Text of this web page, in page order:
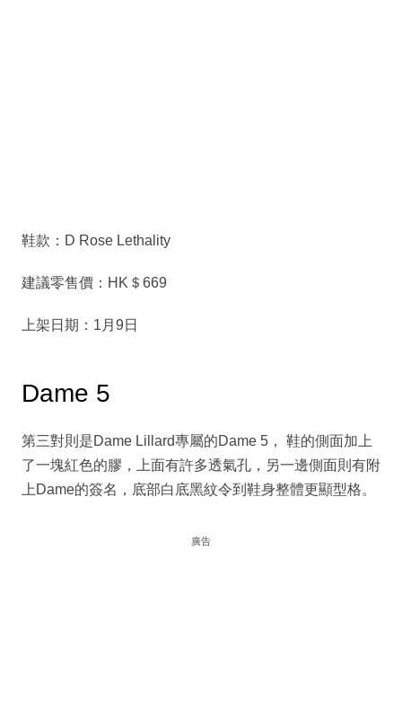
鞋款：D Rose Lethality
建議零售價：HK＄669
上架日期：1月9日
Dame 5
第三對則是Dame Lillard專屬的Dame 5， 鞋的側面加上
了一塊紅色的膠，上面有許多透氣孔，另一邊側面則有附
上Dame的簽名，底部白底黑紋令到鞋身整體更顯型格。
廣告